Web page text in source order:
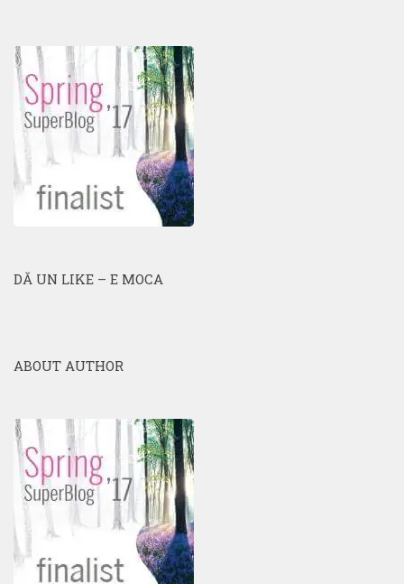
DĂ UN LIKE – E MOCA
ABOUT AUTHOR